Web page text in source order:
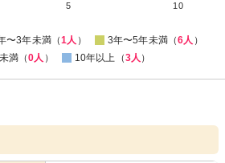
5 10
〜3年未満（1人 ） 3年〜5年未満（6人 ）
満（0人 ） 10年以上（3人 ）